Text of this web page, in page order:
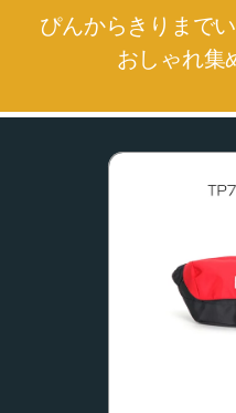
ぴんからきりまで
おしゃれ集